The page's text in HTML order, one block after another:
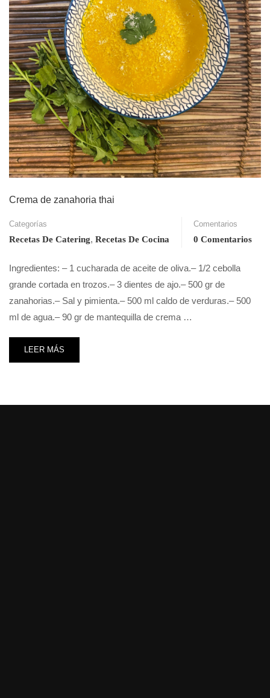
Crema de zanahoria thai
Categorías
Recetas De Catering, Recetas De Cocina
Comentarios
0 Comentarios
Ingredientes: – 1 cucharada de aceite de oliva.– 1/2 cebolla
grande cortada en trozos.– 3 dientes de ajo.– 500 gr de
zanahorias.– Sal y pimienta.– 500 ml caldo de verduras.– 500
ml de agua.– 90 gr de mantequilla de crema …
LEER MÁS